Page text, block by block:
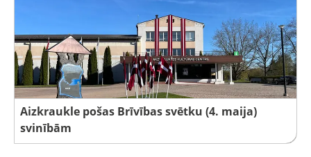
Aizkraukle pošas Brīvības svētku (4. maija)
svinībām